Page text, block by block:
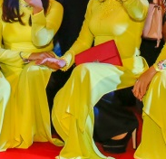
KHIỂN NƯỚC NÓNG